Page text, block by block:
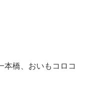
本橋、おいもコロコ